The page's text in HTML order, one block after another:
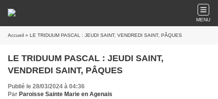
MENU
Accueil » LE TRIDUUM PASCAL : JEUDI SAINT, VENDREDI SAINT, PÂQUES
LE TRIDUUM PASCAL : JEUDI SAINT,
VENDREDI SAINT, PÂQUES
Publié le 28/03/2024 à 04:36
Par Paroisse Sainte Marie en Agenais